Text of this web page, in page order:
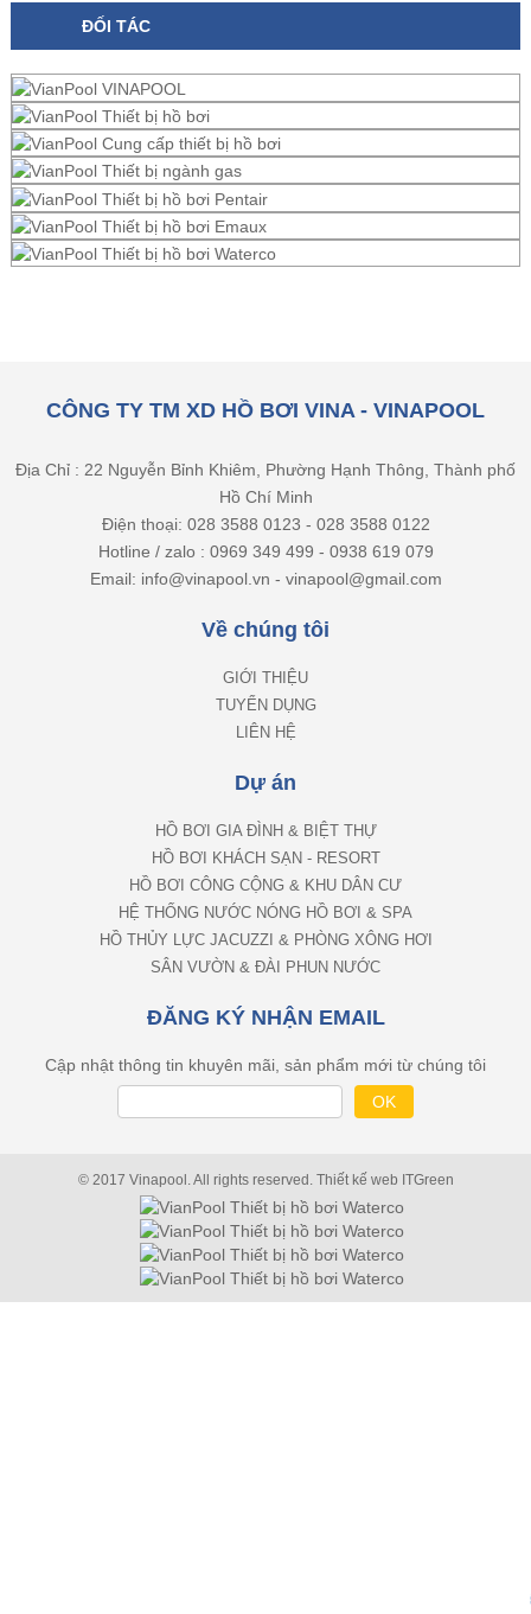
ĐỐI TÁC
CÔNG TY TM XD HỒ BƠI VINA - VINAPOOL
Địa Chỉ : 22 Nguyễn Bỉnh Khiêm, Phường Hạnh Thông, Thành phố
Hồ Chí Minh
Điện thoại: 028 3588 0123 - 028 3588 0122
Hotline / zalo : 0969 349 499 - 0938 619 079
Email: info@vinapool.vn - vinapool@gmail.com
Về chúng tôi
GIỚI THIỆU
TUYỂN DỤNG
LIÊN HỆ
Dự án
HỒ BƠI GIA ĐÌNH & BIỆT THỰ
HỒ BƠI KHÁCH SẠN - RESORT
HỒ BƠI CÔNG CỘNG & KHU DÂN CƯ
HỆ THỐNG NƯỚC NÓNG HỒ BƠI & SPA
HỒ THỦY LỰC JACUZZI & PHÒNG XÔNG HƠI
SÂN VƯỜN & ĐÀI PHUN NƯỚC
ĐĂNG KÝ NHẬN EMAIL
Cập nhật thông tin khuyên mãi, sản phẩm mới từ chúng tôi
© 2017 Vinapool. All rights reserved. Thiết kế web ITGreen